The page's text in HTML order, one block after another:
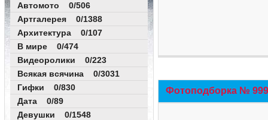
Автомото 0/506
Артгалерея 0/1388
Архитектура 0/107
В мире 0/474
Видеоролики 0/223
Всякая всячина 0/3031
Гифки 0/830
Дата 0/89
Девушки 0/1548
Фотоподборка №